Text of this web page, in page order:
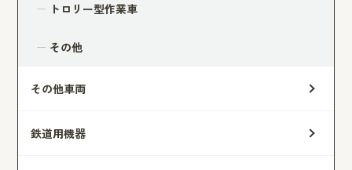
トロリー型作業車
その他
その他車両
鉄道用機器